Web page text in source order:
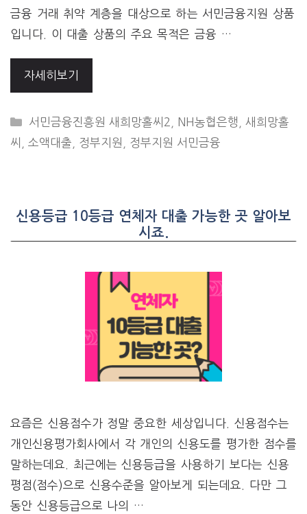
금융 거래 취약 계층을 대상으로 하는 서민금융지원 상품
입니다. 이 대출 상품의 주요 목적은 금융 …
자세히보기
CATEGORIES
서민금융진흥원 새희망홀씨2 NH농협은행 ,새희망홀
씨
소액대출 정부지원 정부지원 서민금융
신용등급 10등급 연체자 대출 가능한 곳 알아보
시죠.
요즘은 신용점수가 정말 중요한 세상입니다. 신용점수는
개인신용평가회사에서 각 개인의 신용도를 평가한 점수를
말하는데요. 최근에는 신용등급을 사용하기 보다는 신용
평점(점수)으로 신용수준을 알아보게 되는데요. 다만 그
동안 신용등급으로 나의 …